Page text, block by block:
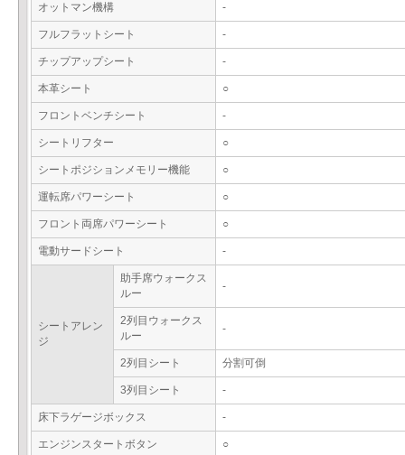
オットマン機構 -
フルフラットシート -
チップアップシート -
本革シート ○
フロントベンチシート -
シートリフター ○
シートポジションメモリー機能 ○
運転席パワーシート ○
フロント両席パワーシート ○
電動サードシート -
シートアレン
ジ
助手席ウォークス
ルー
-
2列目ウォークス
ルー
-
2列目シート 分割可倒
3列目シート -
床下ラゲージボックス -
エンジンスタートボタン ○